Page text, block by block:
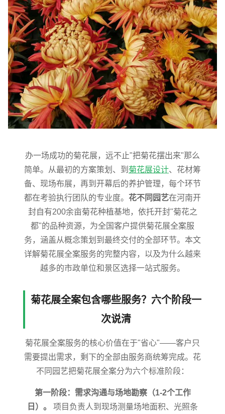
办一场成功的菊花展，远不止"把菊花摆出来"那么
简单。从最初的方案策划、到 菊花展设计、花材筹
备、现场布展，再到开幕后的养护管理，每个环节
都在考验执行团队的专业度。 花不同园艺在河南开
封自有200余亩菊花种植基地，依托开封"菊花之
都"的品种资源，为全国客户提供菊花展全案服
务，涵盖从概念策划到最终交付的全部环节。本文
详解菊花展全案服务的完整内容，以及为什么越来
越多的市政单位和景区选择一站式服务。
菊花展全案包含哪些服务？六个阶段一
次说清
菊花展全案服务的核心价值在于"省心"——客户只
需要提出需求，剩下的全部由服务商统筹完成。花
不同园艺把菊花展全案分为六个标准阶段：
第一阶段：需求沟通与场地勘察（1-2个工作
日）。
项目负责人到现场测量场地面积、光照条